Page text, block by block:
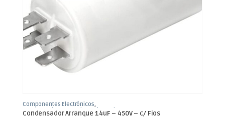
Componentes Electrónicos
Condensadores
Condensadores de
Arranque
Condensador Arranque 14uF – 450V – c/ Fios